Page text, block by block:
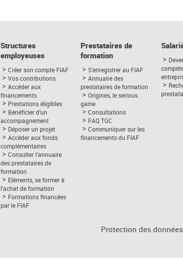
Structures
employeuses
Créer son compte FIAF
Vos contributions
Accéder aux
financements
Prestations éligibles
Bénéficier d’un
accompagnement
Déposer un projet
Accéder aux fonds
complémentaires
Consulter l’annuaire
des prestataires de
formation
Eléments, se former à
l’achat de formation
Formations financées
par le FIAF
Prestataires de
formation
S'enregistrer au FIAF
Annuaire des
prestataires de formation
Origines, le serious
game
Consultations
FAQ TGC
Communiquer sur les
financements du FIAF
Protection des données